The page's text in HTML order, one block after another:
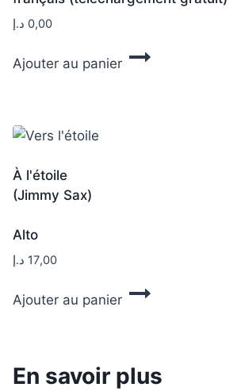
0,00 د.إ
Ajouter au panier
À l'étoile
(Jimmy Sax)
Alto
17,00 د.إ
Ajouter au panier
En savoir plus